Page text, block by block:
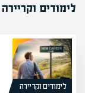
לימודים וקריירה
לימודים וקריירה